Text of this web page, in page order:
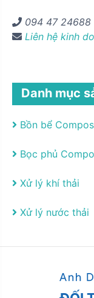
094 47 24688
Liên hệ kinh
Danh mục
Bồn bể
Bọc phủ
Xử lý khí thải
Xử lý nước thải